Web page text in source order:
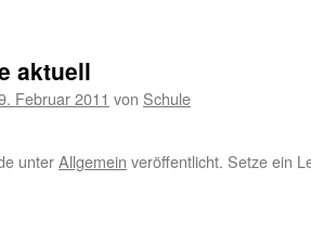
aktuell
Februar 2011 von Schule
unterAllgemein veröffentlicht. Setze ein